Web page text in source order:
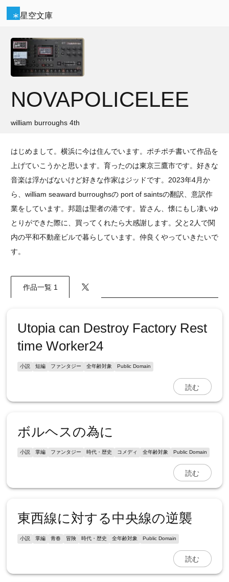
星空文庫
NOVAPOLICELEE
william burroughs 4th
はじめまして。横浜に今は住んでいます。ポチポチ書いて作品を
上げていこうかと思います。育ったのは東京三鷹市です。好きな
音楽は浮かばないけど好きな作家はジッドです。2023年4月か
ら、william seaward burroughsの port of saintsの翻訳、意訳作
業をしています。邦題は聖者の港です。皆さん、懐にもし凄いゆ
とりができた際に、買ってくれたら大感謝します。父と2人で関
内の平和不動産ビルで暮らしています。仲良くやっていきたいで
す。
作品一覧 1
Utopia can Destroy Factory Rest
time Worker24
小説 短編 ファンタジー 全年齢対象 Public Domain
読む
ボルヘスの為に
小説 掌編 ファンタジー 時代・歴史 コメディ 全年齢対象 Public Domain
読む
東西線に対する中央線の逆襲
小説 掌編 青春 冒険 時代・歴史 全年齢対象 Public Domain
読む